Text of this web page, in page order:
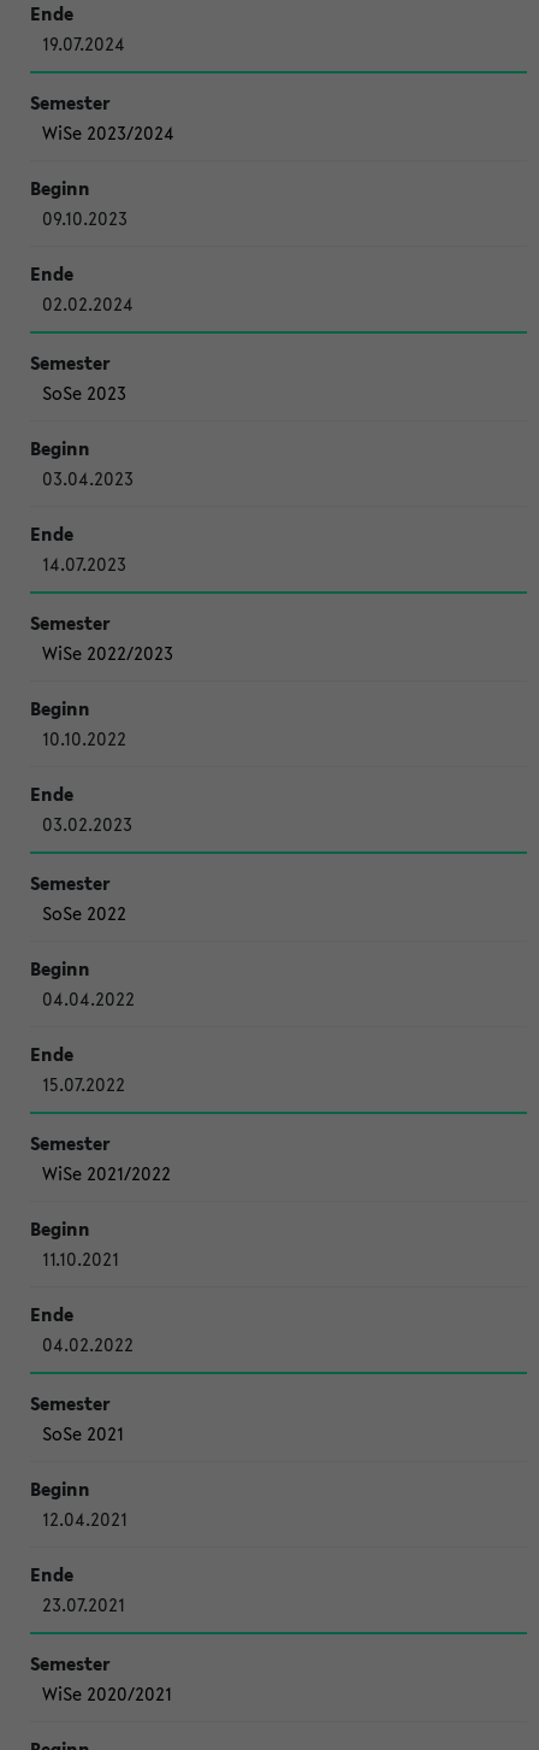
19.07.2024
WiSe 2023/2024
09.10.2023
02.02.2024
SoSe 2023
03.04.2023
14.07.2023
WiSe 2022/2023
10.10.2022
03.02.2023
SoSe 2022
04.04.2022
15.07.2022
WiSe 2021/2022
11.10.2021
04.02.2022
SoSe 2021
12.04.2021
23.07.2021
WiSe 2020/2021